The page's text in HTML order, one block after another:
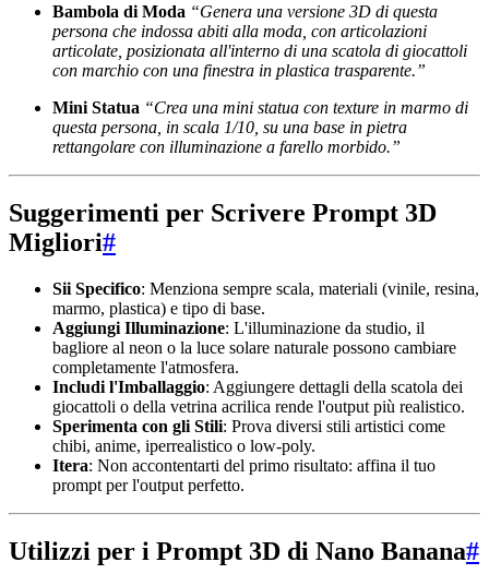
Bambola di Moda “Genera una versione 3D di questa
persona che indossa abiti alla moda, con articolazioni
articolate, posizionata all'interno di una scatola di giocattoli
con marchio con una finestra in plastica trasparente.”
Mini Statua “Crea una mini statua con texture in marmo di
questa persona, in scala 1/10, su una base in pietra
rettangolare con illuminazione a farello morbido.”
Suggerimenti per Scrivere Prompt 3D
Migliori#
Sii Specifico: Menziona sempre scala, materiali (vinile, resina,
marmo, plastica) e tipo di base.
Aggiungi Illuminazione: L'illuminazione da studio, il
bagliore al neon o la luce solare naturale possono cambiare
completamente l'atmosfera.
Includi l'Imballaggio: Aggiungere dettagli della scatola dei
giocattoli o della vetrina acrilica rende l'output più realistico.
Sperimenta con gli Stili: Prova diversi stili artistici come
chibi, anime, iperrealistico o low-poly.
Itera: Non accontentarti del primo risultato: affina il tuo
prompt per l'output perfetto.
Utilizzi per i Prompt 3D di Nano Banana#